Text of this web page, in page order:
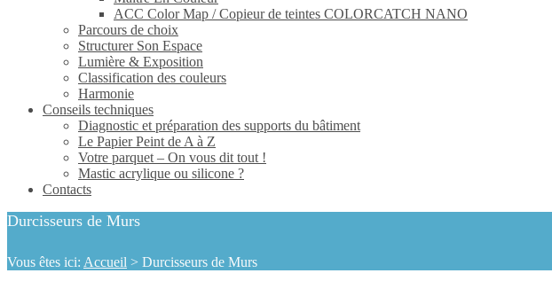
ACC Color Map / Copieur de teintes COLORCATCH NANO
Parcours de choix
Structurer Son Espace
Lumière & Exposition
Classification des couleurs
Harmonie
Conseils techniques
Diagnostic et préparation des supports du bâtiment
Le Papier Peint de A à Z
Votre parquet – On vous dit tout !
Mastic acrylique ou silicone ?
Contacts
Durcisseurs de Murs
Vous êtes ici: Accueil > Durcisseurs de Murs